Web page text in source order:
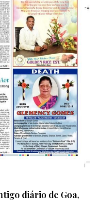
diário de Goa,